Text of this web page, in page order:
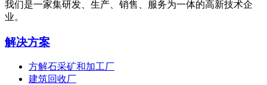
我们是一家集研发、生产、销售、服务为一体的高新技术企
业。
解决方案
方解石采矿和加工厂
建筑回收厂